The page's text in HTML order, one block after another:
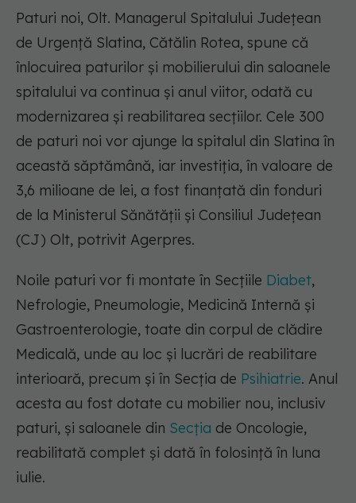
Paturi noi, Olt. Managerul Spitalului Județean
de Urgență Slatina, Cătălin Rotea, spune că
înlocuirea paturilor şi mobilierului din saloanele
spitalului va continua şi anul viitor, odată cu
modernizarea şi reabilitarea secţiilor. Cele 300
de paturi noi vor ajunge la spitalul din Slatina în
această săptămână, iar investiţia, în valoare de
3,6 milioane de lei, a fost finanţată din fonduri
de la Ministerul Sănătăţii şi Consiliul Judeţean
(CJ) Olt, potrivit Agerpres.
Noile paturi vor fi montate în Secţiile Diabet,
Nefrologie, Pneumologie, Medicină Internă şi
Gastroenterologie, toate din corpul de clădire
Medicală, unde au loc şi lucrări de reabilitare
interioară, precum şi în Secţia de Psihiatrie. Anul
acesta au fost dotate cu mobilier nou, inclusiv
paturi, şi saloanele din Secţia de Oncologie,
reabilitată complet şi dată în folosinţă în luna
iulie.